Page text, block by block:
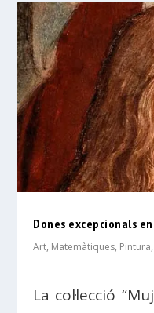
Dones excepcionals
Art, Matemàtiques, Pintura
La col·lecció